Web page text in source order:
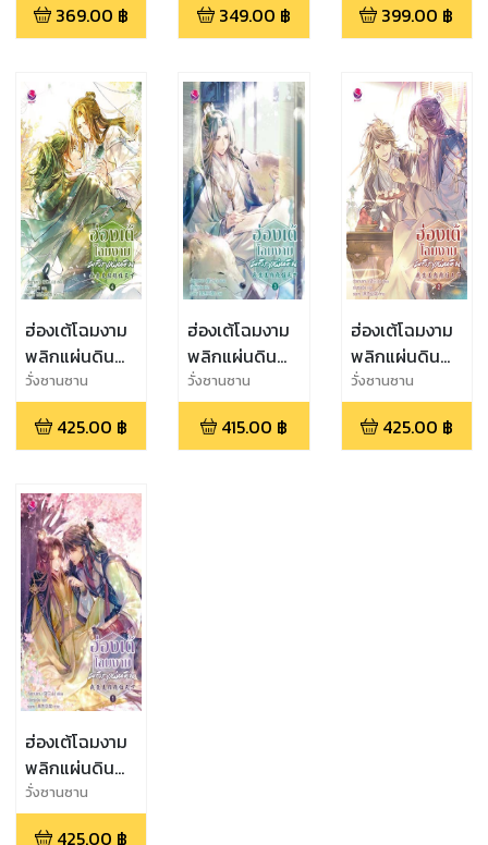
369.00 ฿ 349.00 ฿ 399.00 ฿
ฮ่องเต้โฉมงาม
พลิกแผ่นดิน
เล่ม 4 (จบ)
วั่งซานซาน
425.00 ฿
ฮ่องเต้โฉมงาม
พลิกแผ่นดิน
เล่ม 3
วั่งซานซาน
415.00 ฿
ฮ่องเต้โฉมงาม
พลิกแผ่นดิน
เล่ม 2
วั่งซานซาน
425.00 ฿
ฮ่องเต้โฉมงาม
พลิกแผ่นดิน
เล่ม 1
วั่งซานซาน
425.00 ฿